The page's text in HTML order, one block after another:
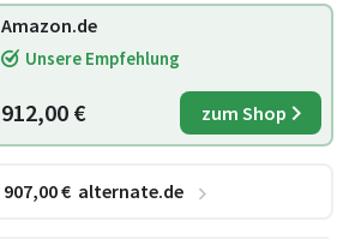
Amazon.de
Unsere Empfehlung
912,00 € zum Shop
907,00€ alternate.de